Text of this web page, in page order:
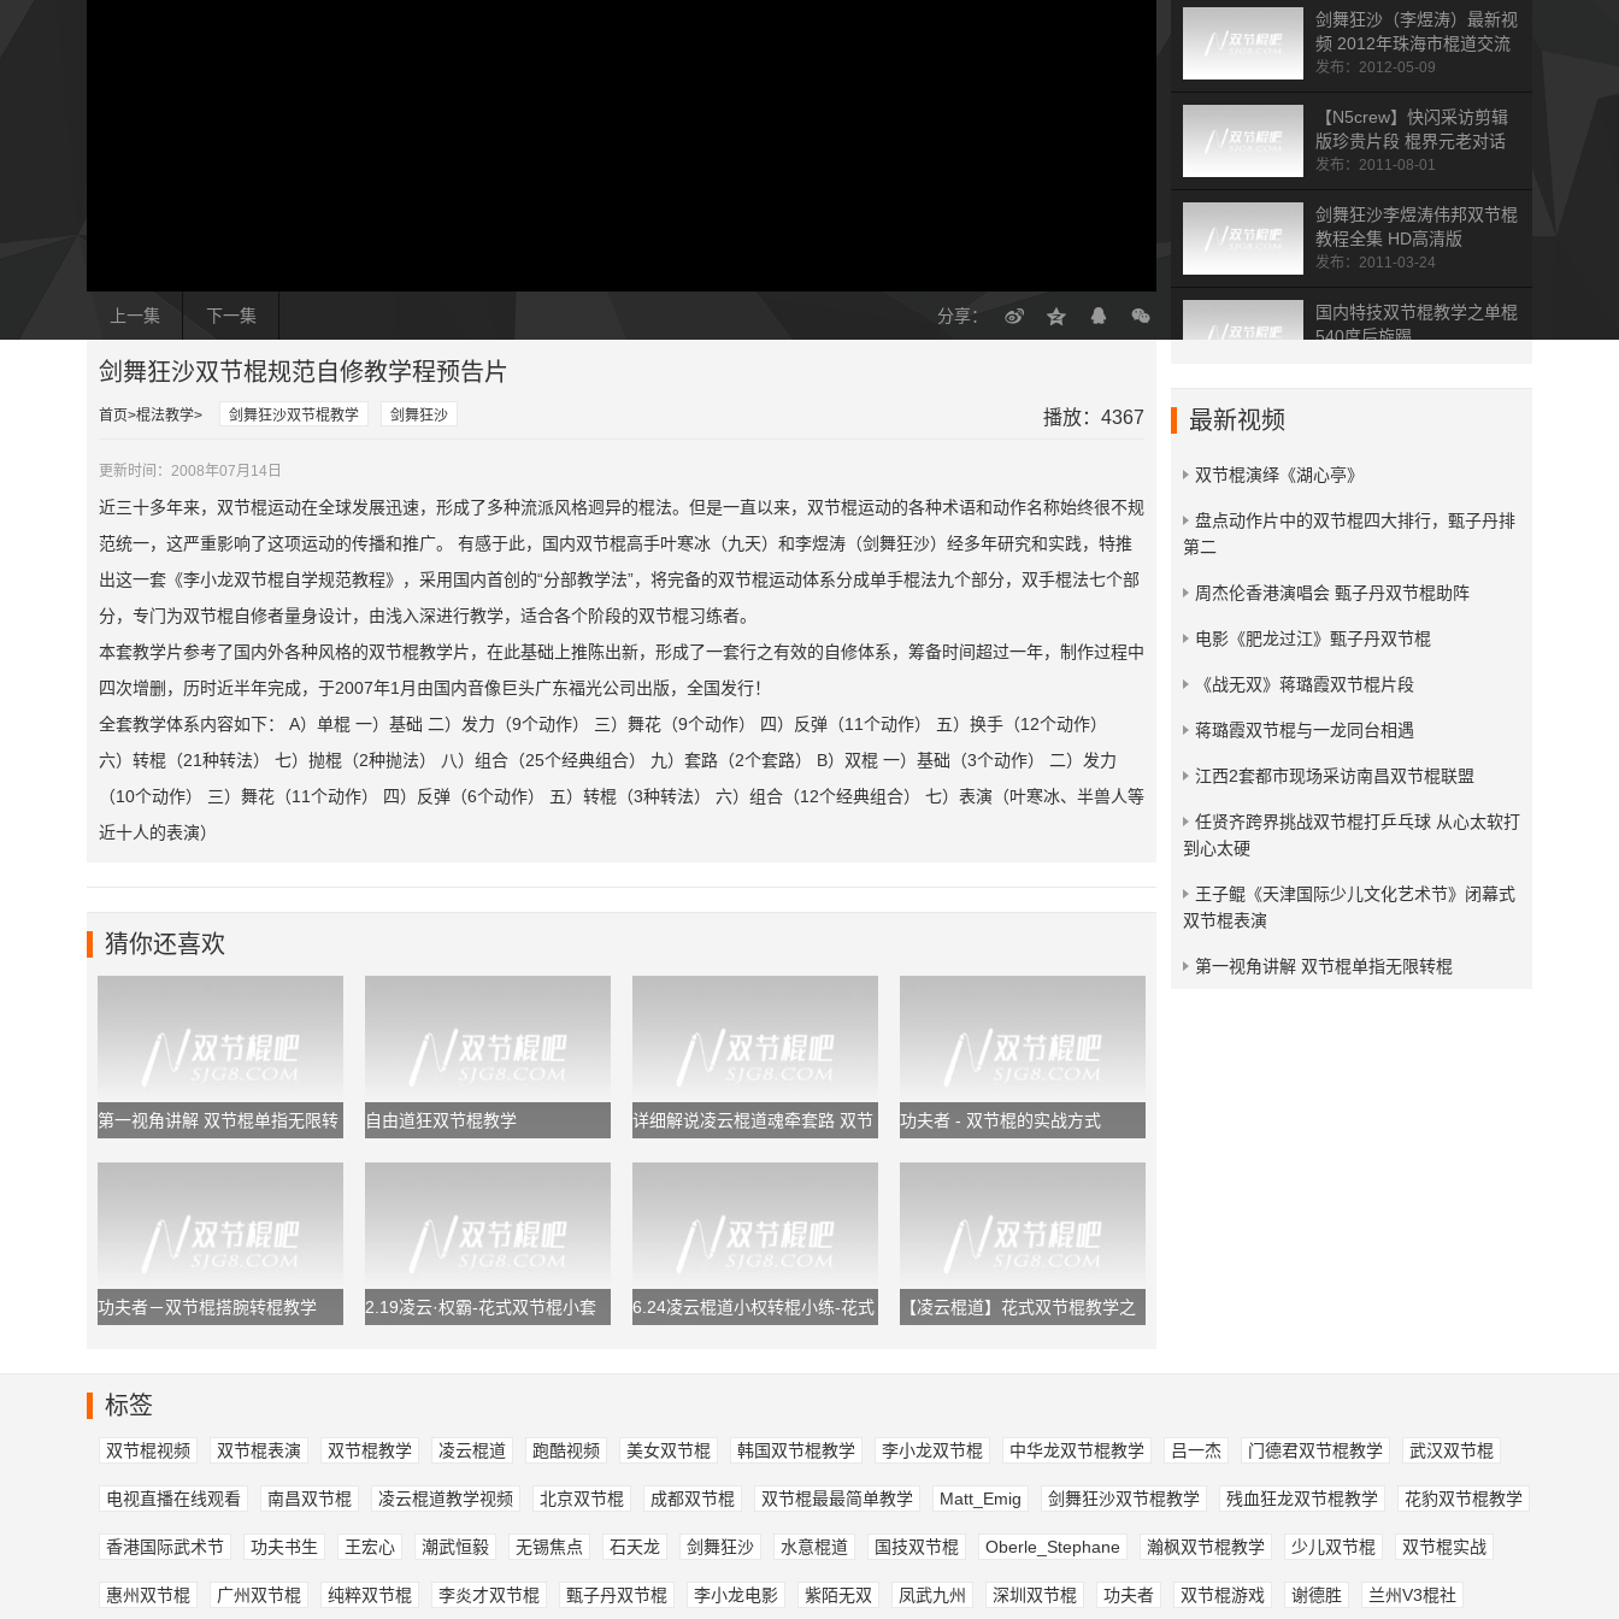
上一集 下一集 分享：
剑舞狂沙（李煜涛）最新视
频 2012年珠海市棍道交流
会表演
发布：2012-05-09
【N5crew】快闪采访剪辑
版珍贵片段 棍界元老对话
发布：2011-08-01
剑舞狂沙李煜涛伟邦双节棍
教程全集 HD高清版
发布：2011-03-24
国内特技双节棍教学之单棍
540度后旋踢
第一版
剑舞狂沙09年双节棍双棍基
础套路教学
剑舞狂沙双节棍规范自修教学程预告片
首页 棍法教学 剑舞狂沙双节棍教学 剑舞狂沙 播放：4367
更新时间：2008年07月14日
近三十多年来，双节棍运动在全球发展迅速，形成了多种流派风格迥异的棍法。但是一直以来，双节棍运动的各种术语和动作名称始终很不规
范统一，这严重影响了这项运动的传播和推广。 有感于此，国内双节棍高手叶寒冰（九天）和李煜涛（剑舞狂沙）经多年研究和实践，特推
出这一套《李小龙双节棍自学规范教程》，采用国内首创的“分部教学法”，将完备的双节棍运动体系分成单手棍法九个部分，双手棍法七个部
分，专门为双节棍自修者量身设计，由浅入深进行教学，适合各个阶段的双节棍习练者。
本套教学片参考了国内外各种风格的双节棍教学片，在此基础上推陈出新，形成了一套行之有效的自修体系，筹备时间超过一年，制作过程中
四次增删，历时近半年完成，于2007年1月由国内音像巨头广东福光公司出版，全国发行！
全套教学体系内容如下： A）单棍 一）基础 二）发力（9个动作） 三）舞花（9个动作） 四）反弹（11个动作） 五）换手（12个动作）
六）转棍（21种转法） 七）抛棍（2种抛法） 八）组合（25个经典组合） 九）套路（2个套路） B）双棍 一）基础（3个动作） 二）发力
（10个动作） 三）舞花（11个动作） 四）反弹（6个动作） 五）转棍（3种转法） 六）组合（12个经典组合） 七）表演（叶寒冰、半兽人等
近十人的表演）
猜你还喜欢
第一视角讲解 双节棍单指无限转
自由道狂双节棍教学
详细解说凌云棍道魂牵套路 双节
功夫者 - 双节棍的实战方式
功夫者－双节棍搭腕转棍教学
2.19凌云·权霸-花式双节棍小套
6.24凌云棍道小权转棍小练-花式
【凌云棍道】花式双节棍教学之
最新视频
双节棍演绎《湖心亭》
​盘点动作片中的双节棍四大排行，甄子丹排
第二
周杰伦香港演唱会 甄子丹双节棍助阵
电影《肥龙过江》甄子丹双节棍
《战无双》蒋璐霞双节棍片段
蒋璐霞双节棍与一龙同台相遇
江西2套都市现场采访南昌双节棍联盟
任贤齐跨界挑战双节棍打乒乓球 从心太软打
到心太硬
王子鲲《天津国际少儿文化艺术节》闭幕式
双节棍表演
第一视角讲解 双节棍单指无限转棍
标签
双节棍视频 双节棍表演 双节棍教学 凌云棍道 跑酷视频 美女双节棍 韩国双节棍教学 李小龙双节棍 中华龙双节棍教学 吕一杰 门德君双节棍教学 武汉双节棍
电视直播在线观看 南昌双节棍 凌云棍道教学视频 北京双节棍 成都双节棍 双节棍最最简单教学 Matt_Emig 剑舞狂沙双节棍教学 残血狂龙双节棍教学 花豹双节棍教学
香港国际武术节 功夫书生 王宏心 潮武恒毅 无锡焦点 石天龙 剑舞狂沙 水意棍道 国技双节棍 Oberle_Stephane 瀚枫双节棍教学 少儿双节棍 双节棍实战
惠州双节棍 广州双节棍 纯粹双节棍 李炎才双节棍 甄子丹双节棍 李小龙电影 紫陌无双 凤武九州 深圳双节棍 功夫者 双节棍游戏 谢德胜 兰州V3棍社